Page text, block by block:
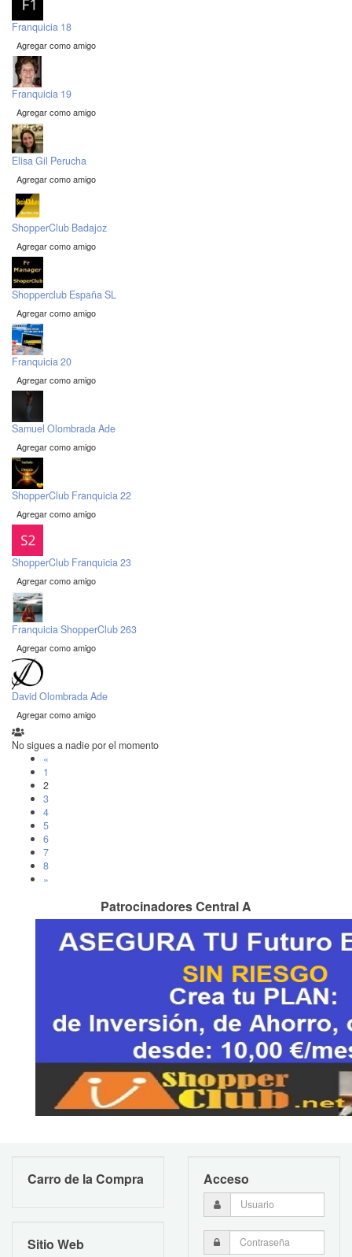
Franquicia 18
Agregar como amigo
Franquicia 19
Agregar como amigo
Elisa Gil Perucha
Agregar como amigo
ShopperClub Badajoz
Agregar como amigo
Shopperclub España SL
Agregar como amigo
Franquicia 20
Agregar como amigo
Samuel Olombrada Ade
Agregar como amigo
ShopperClub Franquicia 22
Agregar como amigo
ShopperClub Franquicia 23
Agregar como amigo
Franquicia ShopperClub 263
Agregar como amigo
David Olombrada Ade
Agregar como amigo
No sigues a nadie por el momento
«
1
2
3
4
5
6
7
8
»
Patrocinadores Central A
Carro de la Compra
Sitio Web
Acceso